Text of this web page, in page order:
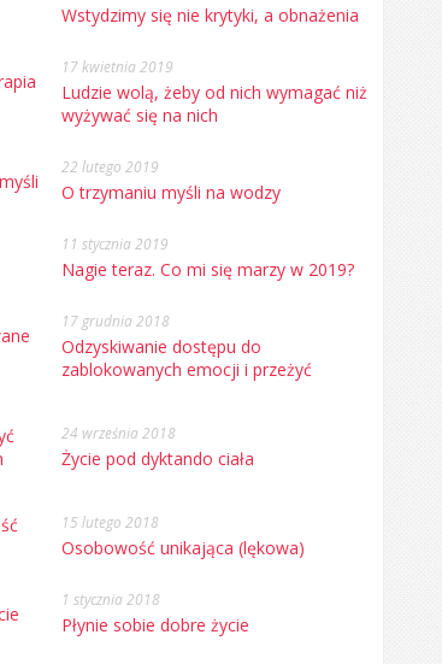
Wstydzimy się nie krytyki, a obnażenia
17 kwietnia 2019
Ludzie wolą, żeby od nich wymagać niż
wyżywać się na nich
22 lutego 2019
O trzymaniu myśli na wodzy
11 stycznia 2019
Nagie teraz. Co mi się marzy w 2019?
17 grudnia 2018
Odzyskiwanie dostępu do
zablokowanych emocji i przeżyć
24 września 2018
Życie pod dyktando ciała
15 lutego 2018
Osobowość unikająca (lękowa)
1 stycznia 2018
Płynie sobie dobre życie